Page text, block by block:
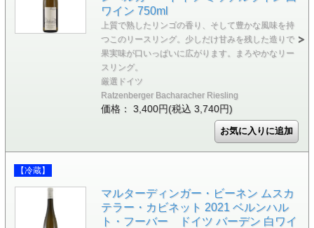
ワイン 750ml
上質で熟したリンゴの香り、そして豊かな風味を持
つこのリースリング。少しだけ甘みを残した造りで
果実味が口いっぱいに広がります。まろやかなリー
スリング。
厳選ドイツ
Ratzenberger Bacharacher Riesling
価格： 3,400円(税込 3,740円)
【冷蔵】
マルターディンガー・ビーネン ムスカ
テラー・カビネット 2021 ベルンハル
ト・フーバー ドイツ バーデン 白ワイ